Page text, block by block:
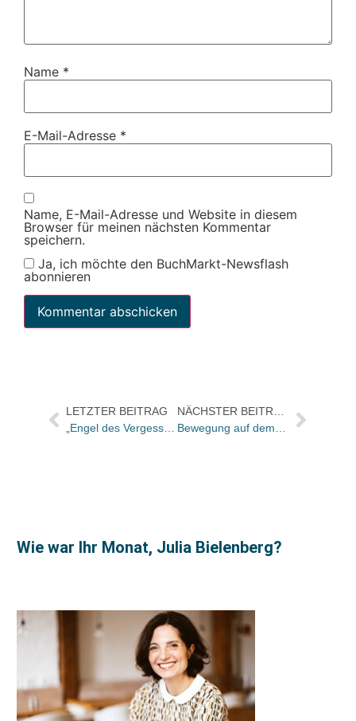
Name *
E-Mail-Adresse *
Name, E-Mail-Adresse und Website in diesem
Browser für meinen nächsten Kommentar
speichern.
Ja, ich möchte den BuchMarkt-Newsflash
abonnieren
LETZTER BEITRAG
„Engel des Vergessens“ von Bachmann-Preisträgerin Maja Haderlap ab sofort lieferbar
Wie war Ihr Monat, Julia Bielenberg?